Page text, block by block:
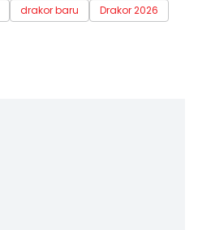
drakor baru Drakor 2026